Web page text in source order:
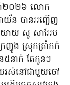
នាំ២០២៦ លោក
យ័ន បានអញ្ជើញ
យាយ សូ សាអែម
ញូង ស្រុកត្រាំកក់
៥នាក់ តែកូនៗ
យរស់នៅជាមួយចៅ